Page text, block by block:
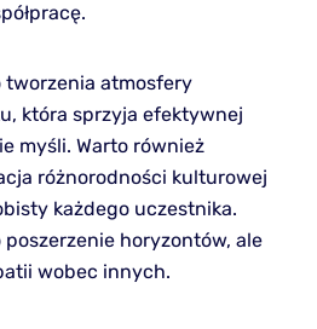
tworzenia atmosfery
która sprzyja efektywnej
myśli. Warto również
różnorodności kulturowej
każdego uczestnika.
horyzontów, ale
wobec innych.